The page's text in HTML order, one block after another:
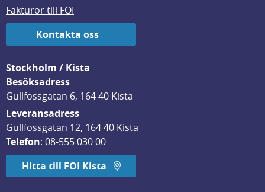
Fakturor till FOI
Kontakta oss
Stockholm / Kista
Besöksadress
Gullfossgatan 6, 164 40 Kista
Leveransadress
Gullfossgatan 12, 164 40 Kista
Telefon: 08-555 030 00
Hitta till FOI Kista